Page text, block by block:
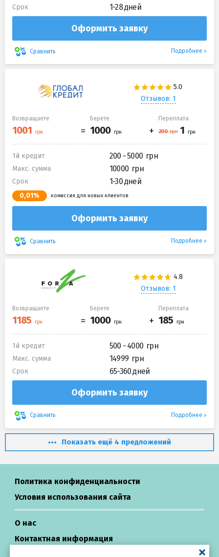
Срок 1-28 дней
Оформить заявку
Сравнить Подробнее
Отзывов: 1
Возвращаете Берете Переплата
1й кредит 200 - 5000
Макс. сумма 10000
Срок 1-30 дней
0,01% комиссия для новых клиентов
Оформить заявку
Сравнить Подробнее
Отзывов: 1
Возвращаете Берете Переплата
1й кредит 500 - 4000
Макс. сумма 14999
Срок 65-360 дней
Оформить заявку
Сравнить Подробнее
Показать ещё 4 предложений
Политика конфиденциальности
Условия использования сайта
О нас
Контактная информация